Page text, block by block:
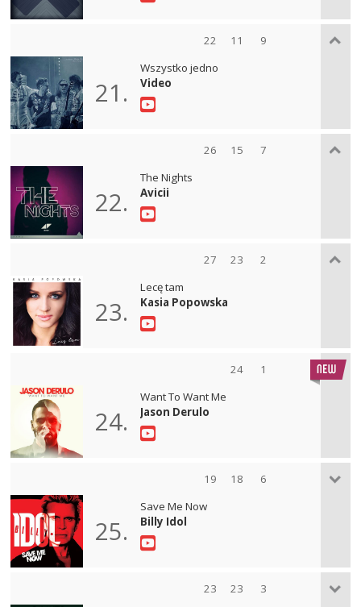
22 11 9
21.
Wszystko jedno
Video
26 15 7
22.
The Nights
Avicii
27 23 2
23.
Lecę tam
Kasia Popowska
24 1
24.
Want To Want Me
Jason Derulo
19 18 6
25.
Save Me Now
Billy Idol
23 23 3